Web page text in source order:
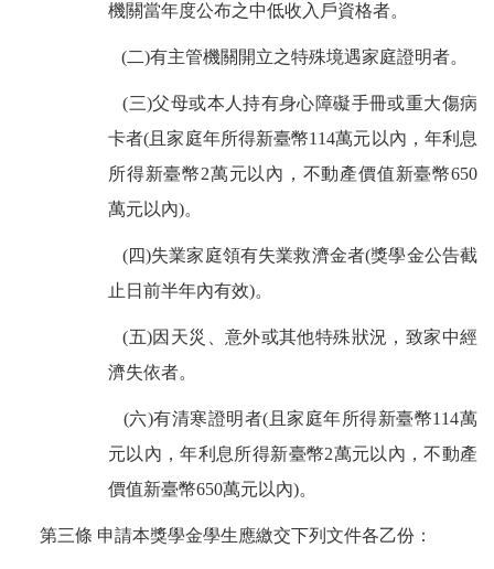
機關當年度公布之中低收入戶資格者。
(二)有主管機關開立之特殊境遇家庭證明者。
(三)父母或本人持有身心障礙手冊或重大傷病
卡者(且家庭年所得新臺幣114萬元以內，年利息
所得新臺幣2萬元以內，不動產價值新臺幣650
萬元以內)。
(四)失業家庭領有失業救濟金者(獎學金公告截
止日前半年內有效)。
(五)因天災、意外或其他特殊狀況，致家中經
濟失依者。
(六)有清寒證明者(且家庭年所得新臺幣114萬
元以內，年利息所得新臺幣2萬元以內，不動產
價值新臺幣650萬元以內)。
第三條 申請本獎學金學生應繳交下列文件各乙份：